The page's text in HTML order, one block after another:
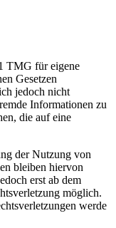
TMG für eigene
Gesetzen
jedoch nicht
Informationen zu
die auf eine
der Nutzung von
bleiben hiervon
erst ab dem
möglich.
werde